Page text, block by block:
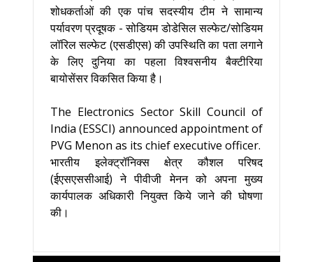
शोधकर्ताओं की एक पांच सदस्यीय टीम ने सामान्य
पर्यावरण प्रदूषक - सोडियम डोडेसिल सल्फेट/सोडियम
लॉरिल सल्फेट (एसडीएस) की उपस्थिति का पता लगाने
के लिए दुनिया का पहला विश्वसनीय बैक्टीरिया
बायोसेंसर विकसित किया है।
The Electronics Sector Skill Council of
India (ESSCI) announced appointment of
PVG Menon as its chief executive officer.
भारतीय इलेक्ट्रॉनिक्स क्षेत्र कौशल परिषद
(ईएसएससीआई) ने पीवीजी मेनन को अपना मुख्य
कार्यपालक अधिकारी नियुक्त किये जाने की घोषणा
की।